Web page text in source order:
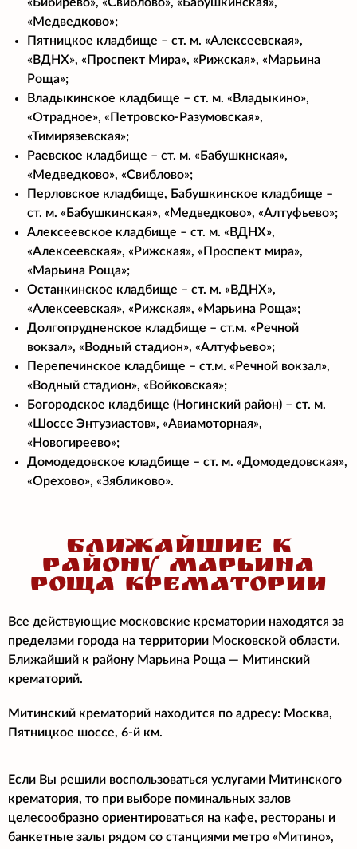
«Медведково»;
Пятницкое кладбище – ст. м. «Алексеевская»,
«ВДНХ», «Проспект Мира», «Рижская», «Марьина
Роща»;
Владыкинское кладбище – ст. м. «Владыкино»,
«Отрадное», «Петровско-Разумовская»,
«Тимирязевская»;
Раевское кладбище – ст. м. «Бабушкнская»,
«Медведково», «Свиблово»;
Перловское кладбище, Бабушкинское кладбище –
ст. м. «Бабушкинская», «Медведково», «Алтуфьево»;
Алексеевское кладбище – ст. м. «ВДНХ»,
«Алексеевская», «Рижская», «Проспект мира»,
«Марьина Роща»;
Останкинское кладбище – ст. м. «ВДНХ»,
«Алексеевская», «Рижская», «Марьина Роща»;
Долгопрудненское кладбище – ст.м. «Речной
вокзал», «Водный стадион», «Алтуфьево»;
Перепечинское кладбище – ст.м. «Речной вокзал»,
«Водный стадион», «Войковская»;
Богородское кладбище (Ногинский район) – ст. м.
«Шоссе Энтузиастов», «Авиамоторная»,
«Новогиреево»;
Домодедовское кладбище – ст. м. «Домодедовская»,
«Орехово», «Зябликово».
БЛИЖАЙШИЕ К
РАЙОНУ МАРЬИНА
РОЩА КРЕМАТОРИИ
Все действующие московские крематории находятся за
пределами города на территории Московской области.
Ближайший к району Марьина Роща — Митинский
крематорий.
Митинский крематорий находится по адресу: Москва,
Пятницкое шоссе, 6-й км.
Если Вы решили воспользоваться услугами Митинского
крематория, то при выборе поминальных залов
целесообразно ориентироваться на кафе, рестораны и
банкетные залы рядом со станциями метро «Митино»,